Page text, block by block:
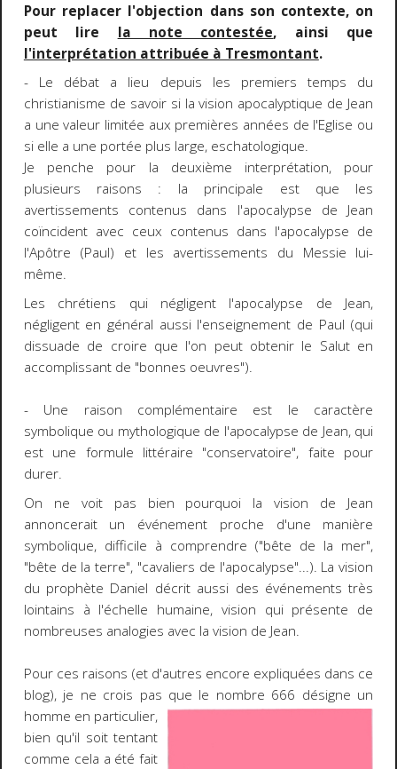
Pour replacer l'objection dans son contexte, on
peut lire la note contestée, ainsi que
l'interprétation attribuée à Tresmontant.
- Le débat a lieu depuis les premiers temps du
christianisme de savoir si la vision apocalyptique de Jean
a une valeur limitée aux premières années de l'Eglise ou
si elle a une portée plus large, eschatologique.
Je penche pour la deuxième interprétation, pour
plusieurs raisons : la principale est que les
avertissements contenus dans l'apocalypse de Jean
coïncident avec ceux contenus dans l'apocalypse de
l'Apôtre (Paul) et les avertissements du Messie lui-
même.
Les chrétiens qui négligent l'apocalypse de Jean,
négligent en général aussi l'enseignement de Paul (qui
dissuade de croire que l'on peut obtenir le Salut en
accomplissant de "bonnes oeuvres").
- Une raison complémentaire est le caractère
symbolique ou mythologique de l'apocalypse de Jean, qui
est une formule littéraire "conservatoire", faite pour
durer.
On ne voit pas bien pourquoi la vision de Jean
annoncerait un événement proche d'une manière
symbolique, difficile à comprendre ("bête de la mer",
"bête de la terre", "cavaliers de l'apocalypse"...). La vision
du prophète Daniel décrit aussi des événements très
lointains à l'échelle humaine, vision qui présente de
nombreuses analogies avec la vision de Jean.
Pour ces raisons (et d'autres encore expliquées dans ce
blog), je ne crois pas que le nombre 666 désigne un
homme en particulier,
bien qu'il soit tentant
comme cela a été fait